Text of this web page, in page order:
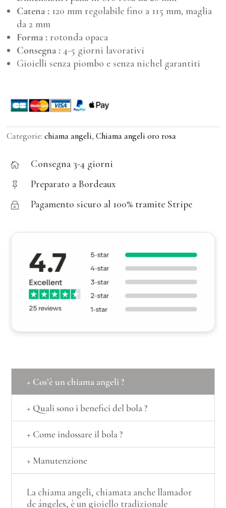
Catena : 120 mm regolabile fino a 115 mm, maglia
da 2 mm
Forma : rotonda opaca
Consegna : 4-5 giorni lavorativi
Gioielli senza piombo e senza nichel garantiti
Categorie:chiama angeli,Chiama angeli oro rosa
 Consegna 3-4 giorni
 Preparato a Bordeaux
~ Pagamento sicuro al 100% tramite Stripe
+ Cos’è un chiama angeli ?
+ Quali sono i benefici del bola ?
+ Come indossare il bola ?
+ Manutenzione
La chiama angeli, chiamata anche llamador
de ángeles, è un gioiello tradizionale